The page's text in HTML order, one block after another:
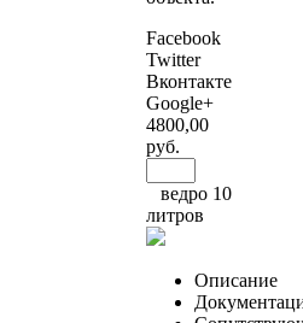
Facebook
Twitter
Вконтакте
Google+
4800,00
руб.
ведро 10
литров
Описание